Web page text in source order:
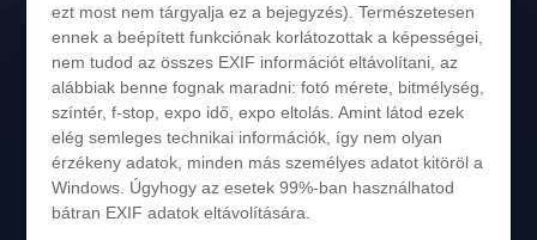
ezt most nem tárgyalja ez a bejegyzés). Természetesen
ennek a beépített funkciónak korlátozottak a képességei,
nem tudod az összes EXIF információt eltávolítani, az
alábbiak benne fognak maradni: fotó mérete, bitmélység,
színtér, f-stop, expo idő, expo eltolás. Amint látod ezek
elég semleges technikai információk, így nem olyan
érzékeny adatok, minden más személyes adatot kitöröl a
Windows. Úgyhogy az esetek 99%-ban használhatod
bátran EXIF adatok eltávolítására.